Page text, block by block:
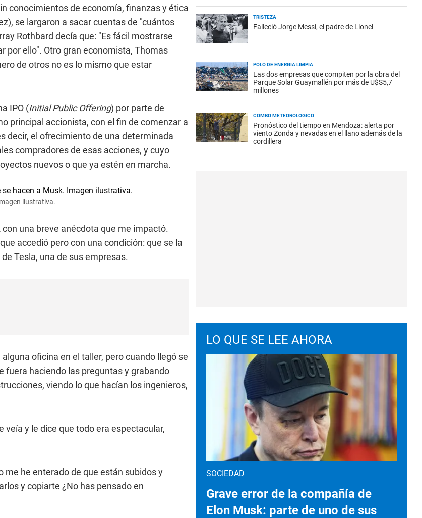
conocimientos de economía, finanzas y ética
se largaron a sacar cuentas de "cuántos
Rothbard decía que: "Es fácil mostrarse
por ello". Otro gran economista, Thomas
de otros no es lo mismo que estar
IPO (Initial Public Offering) por parte de
principal accionista, con el fin de comenzar a
decir, el ofrecimiento de una determinada
compradores de esas acciones, y cuyo
nuevos o que ya estén en marcha.
ilustrativa.
con una breve anécdota que me impactó.
accedió pero con una condición: que se la
Tesla, una de sus empresas.
oficina en el taller, pero cuando llegó se
fuera haciendo las preguntas y grabando
viendo lo que hacían los ingenieros,
veía y le dice que todo era espectacular,
he enterado de que están subidos y
y copiarte ¿No has pensado en
TRISTEZA
Falleció Jorge Messi, el padre de Lionel
POLO DE ENERGÍA LIMPIA
Las dos empresas que compiten por la obra del
Parque Solar Guaymallén por más de U$S5,7
millones
COMBO METEOROLÓGICO
Pronóstico del tiempo en Mendoza: alerta por
viento Zonda y nevadas en el llano además de la
cordillera
LO QUE SE LEE AHORA
SOCIEDAD
Grave error de la compañía de
Elon Musk: parte de uno de sus